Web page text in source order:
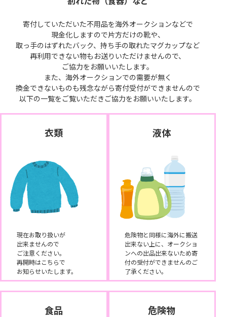
寄付していただいた不用品を海外オークションなどで
現金化しますので片方だけの靴や、
取っ手のはずれたバック、持ち手の取れたマグカップなど
再利用できない物もお送りいただけませんので、
ご協力をお願いいたします。
また、海外オークションでの需要が無く
換金できないものも残念ながら寄付受付ができませんので
以下の一覧をご覧いただきご協力をお願いいたします。
衣類
現在お取り扱いが
出来ませんので
ご注意ください。
再開時はこちらで
お知らせいたします。
液体
危険物と同様に海外に搬送
出来ない上に、オークショ
ンへの出品出来ないため寄
付の受付ができませんのご
了承ください。
食品 危険物